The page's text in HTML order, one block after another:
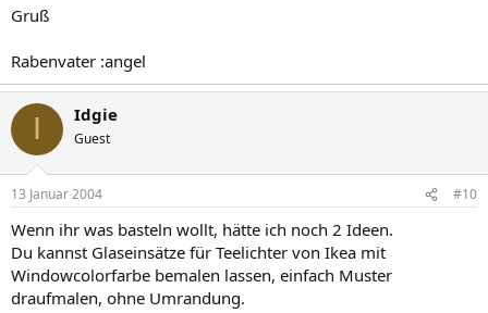
Gruß
Rabenvater :angel
I Idgie
Guest
13 Januar 2004 #10
Wenn ihr was basteln wollt, hätte ich noch 2 Ideen.
Du kannst Glaseinsätze für Teelichter von Ikea mit
Windowcolorfarbe bemalen lassen, einfach Muster
draufmalen, ohne Umrandung.